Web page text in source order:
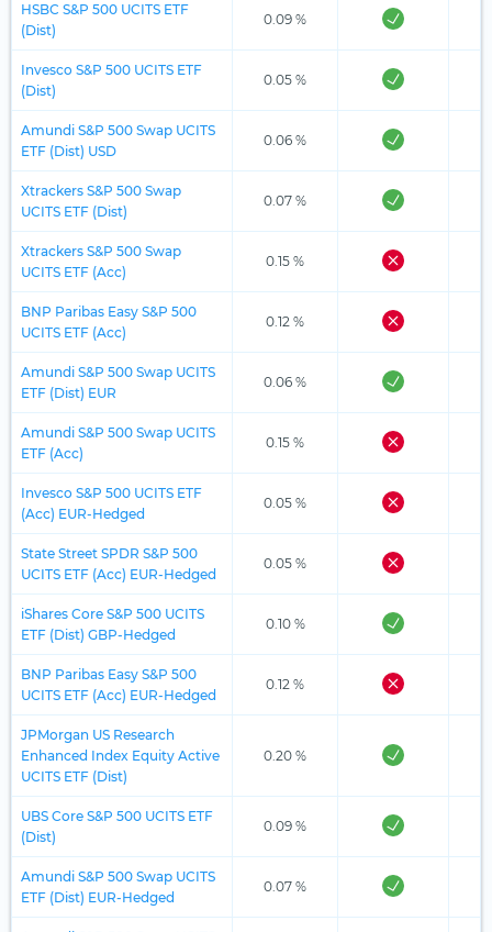
HSBC S&P 500 UCITS ETF
(Dist)
0.09 %
Invesco S&P 500 UCITS ETF
(Dist)
0.05 %
Amundi S&P 500 Swap UCITS
ETF (Dist) USD
0.06 %
Xtrackers S&P 500 Swap
UCITS ETF (Dist)
0.07 %
Xtrackers S&P 500 Swap
UCITS ETF (Acc)
0.15 %
BNP Paribas Easy S&P 500
UCITS ETF (Acc)
0.12 %
Amundi S&P 500 Swap UCITS
ETF (Dist) EUR
0.06 %
Amundi S&P 500 Swap UCITS
ETF (Acc)
0.15 %
Invesco S&P 500 UCITS ETF
(Acc) EUR-Hedged
0.05 %
State Street SPDR S&P 500
UCITS ETF (Acc) EUR-Hedged
0.05 %
iShares Core S&P 500 UCITS
ETF (Dist) GBP-Hedged
0.10 %
BNP Paribas Easy S&P 500
UCITS ETF (Acc) EUR-Hedged
0.12 %
JPMorgan US Research
Enhanced Index Equity Active
UCITS ETF (Dist)
0.20 %
UBS Core S&P 500 UCITS ETF
(Dist)
0.09 %
Amundi S&P 500 Swap UCITS
ETF (Dist) EUR-Hedged
0.07 %